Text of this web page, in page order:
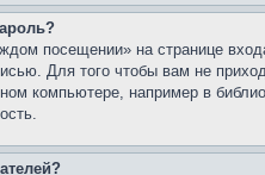
посещении» на странице
Для того чтобы вам не
компьютере, например в